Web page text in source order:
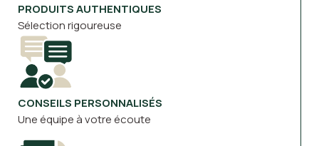
PRODUITS AUTHENTIQUES
Sélection rigoureuse
CONSEILS PERSONNALISÉS
Une équipe à votre écoute